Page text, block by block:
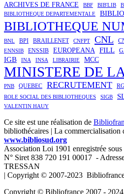
ARCHIVES DE FRANCE BBF BIB'LIB
BIBLIOTHEQUE DEPARTEMENTALE
BIBLIOTHEQUE
BNL BPI BRAILLENET CNFPT CNL
ENNSIB ENSSIB EUROPEANA FILL
IGB INA INSA LIBRAIRIE MCC
MINISTERE DE
PNB QUEBEC RECRUTEMENT
ROLE SOCIAL DES BIBLIOTHEQUES SIGB
VALENTIN HAUY
Ce site est une réalisation de
bibliothécaires | La commercialisation
www.bibliosud.org
Association Loi 1901 enregistrée
N° Siret 838 720 191 00017 -
TRESSAN
| Copyright © 2007-2023
Copyright © Bibliofrance 2007 - 2024